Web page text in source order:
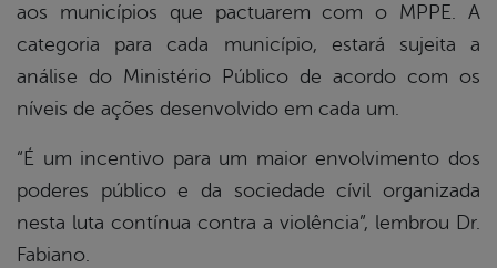
aos municípios que pactuarem com o MPPE. A
categoria para cada município, estará sujeita a
análise do Ministério Público de acordo com os
níveis de ações desenvolvido em cada um.
“É um incentivo para um maior envolvimento dos
poderes público e da sociedade cívil organizada
nesta luta contínua contra a violência”, lembrou Dr.
Fabiano.